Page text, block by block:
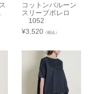
コットンバルーン
スリーブボレロ
1052
¥3,520（税込）